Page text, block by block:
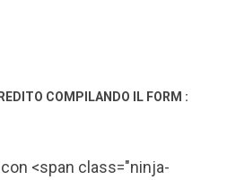
COMPILANDO IL FORM :
<span class="ninja-